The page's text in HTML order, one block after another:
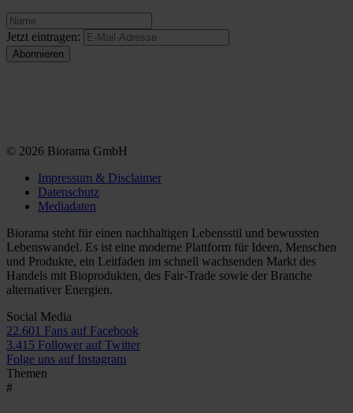
Jetzt eintragen:
© 2026 Biorama GmbH
Impressum & Disclaimer
Datenschutz
Mediadaten
Biorama steht für einen nachhaltigen Lebensstil und bewussten
Lebenswandel. Es ist eine moderne Plattform für Ideen, Menschen
und Produkte, ein Leitfaden im schnell wachsenden Markt des
Handels mit Bioprodukten, des Fair-Trade sowie der Branche
alternativer Energien.
Social Media
22.601 Fans auf Facebook
3.415 Follower auf Twitter
Folge uns auf Instagram
Themen
#